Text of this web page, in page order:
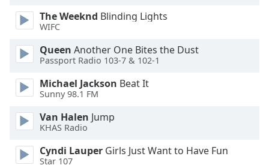
Area
Background
Color
Opacity
Font
The Weeknd Blinding Lights
WIFC
Queen Another One Bites the Dust
Passport Radio 103-7 & 102-1
Michael Jackson Beat It
Sunny 98.1 FM
Van Halen Jump
KHAS Radio
Cyndi Lauper Girls Just Want to Have Fun
Star 107